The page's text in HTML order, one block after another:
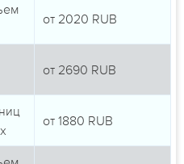
от 2020 RUB
от 2690 RUB
от 1880 RUB